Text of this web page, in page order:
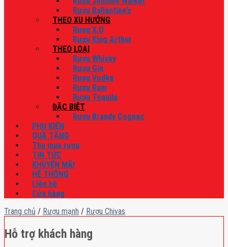
Rượu Ballantine’s
THEO XU HƯỚNG
Rượu X.O
Rượu King Arthur
THEO LOẠI
Rượu Whisky
Rượu Gin
Rượu Vodka
Rượu Rum
Rượu Tequila
ĐẶC BIỆT
Rượu Brandy Cognac
PHỤ KIỆN
QUÀ TẶNG
Thu mua rượu
TIN TỨC
KHUYẾN MÃI
HỆ THỐNG
Liên hệ
Cửa hàng
Trang chủ / Rượu mạnh / Rượu Chivas
Hỗ trợ khách hàng